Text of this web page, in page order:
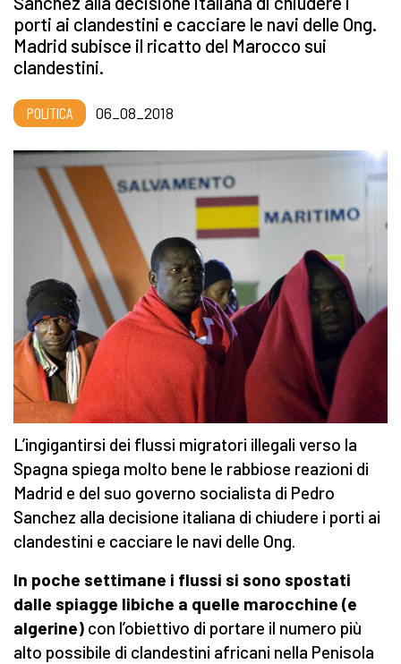
porti ai clandestini e cacciare le navi delle Ong.
Madrid subisce il ricatto del Marocco sui
clandestini.
POLITICA 06_08_2018
L’ingigantirsi dei flussi migratori illegali verso la
Spagna spiega molto bene le rabbiose reazioni di
Madrid e del suo governo socialista di Pedro
Sanchez alla decisione italiana di chiudere i porti ai
clandestini e cacciare le navi delle Ong.
In poche settimane i flussi si sono spostati
dalle spiagge libiche a quelle marocchine (e
algerine) con l’obiettivo di portare il numero più
alto possibile di clandestini africani nella Penisola